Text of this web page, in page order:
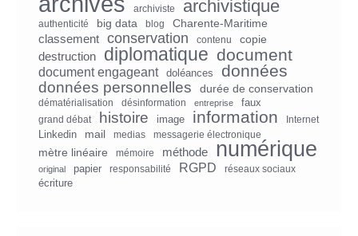
archiviste archivistique
authenticité big data blog
Charente-Maritime
classement
conservation contenu
copie
destruction
diplomatique document
document engageant doléances données
données personnelles durée de conservation
dématérialisation désinformation entreprise faux
grand débat histoire image information Internet
Linkedin mail medias messagerie électronique
mètre linéaire mémoire méthode numérique
original papier responsabilité RGPD réseaux sociaux
écriture